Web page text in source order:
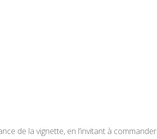
de la vignette, en l’invitant à commander